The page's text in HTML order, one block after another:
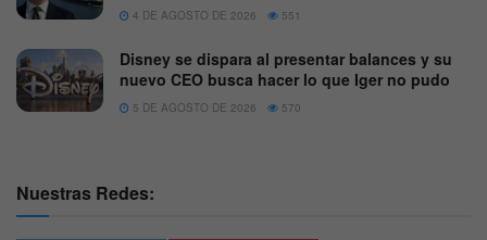
4 DE AGOSTO DE 2026 551
Disney se dispara al presentar balances y su
nuevo CEO busca hacer lo que Iger no pudo
5 DE AGOSTO DE 2026 570
Nuestras Redes: